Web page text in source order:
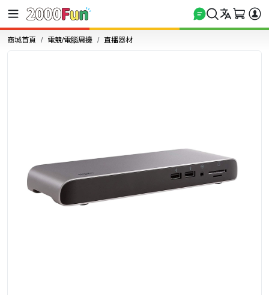
商城首頁 電競/電腦周邊 直播器材